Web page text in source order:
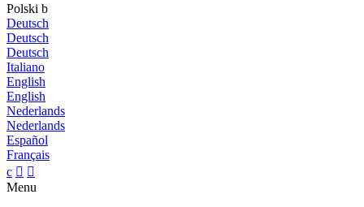
Polski b
Deutsch
Deutsch
Deutsch
Italiano
English
English
Nederlands
Nederlands
Español
Français
c  
Menu